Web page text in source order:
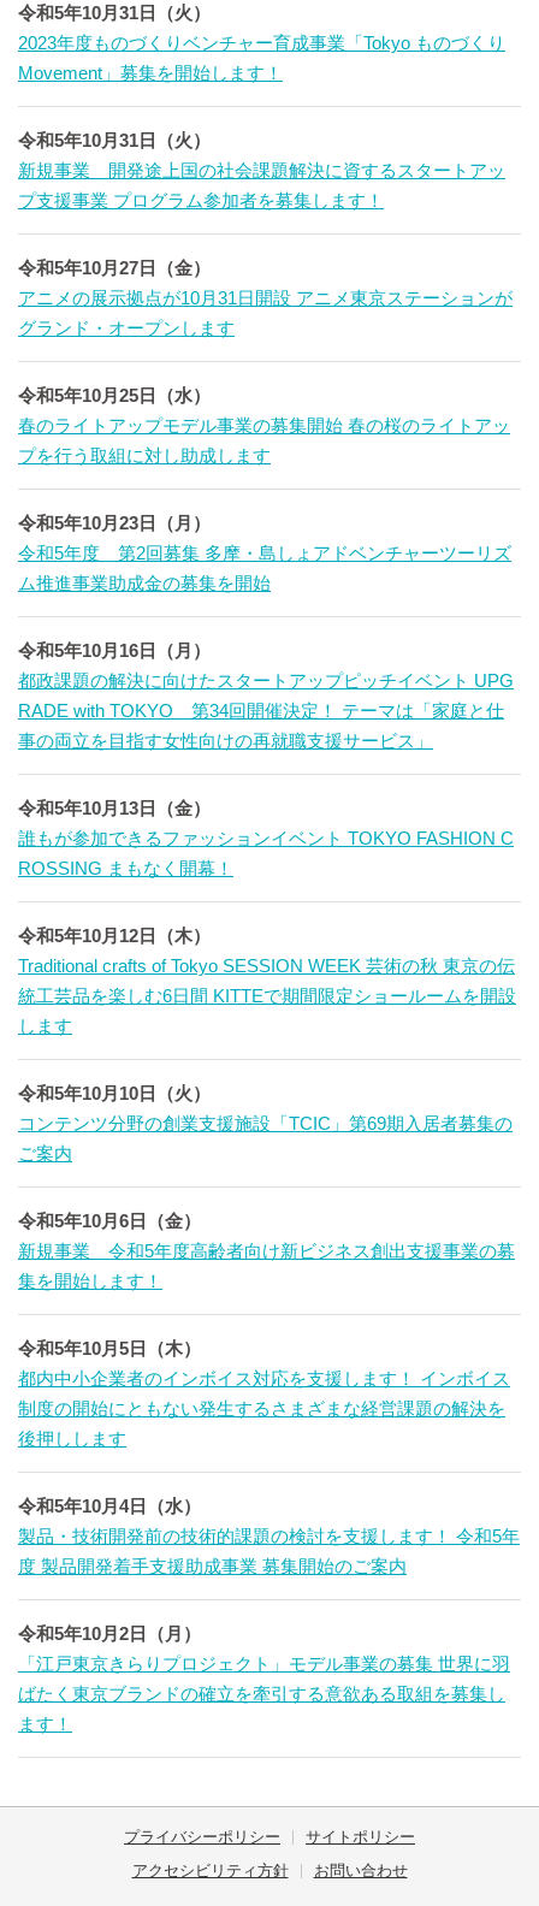
令和5年10月31日（火）
2023年度ものづくりベンチャー育成事業「Tokyo ものづくり
Movement」募集を開始します！
令和5年10月31日（火）
新規事業 開発途上国の社会課題解決に資するスタートアッ
プ支援事業 プログラム参加者を募集します！
令和5年10月27日（金）
アニメの展示拠点が10月31日開設 アニメ東京ステーションが
グランド・オープンします
令和5年10月25日（水）
春のライトアップモデル事業の募集開始 春の桜のライトアッ
プを行う取組に対し助成します
令和5年10月23日（月）
令和5年度 第2回募集 多摩・島しょアドベンチャーツーリズ
ム推進事業助成金の募集を開始
令和5年10月16日（月）
都政課題の解決に向けたスタートアップピッチイベント UPG
RADE with TOKYO 第34回開催決定！ テーマは「家庭と仕
事の両立を目指す女性向けの再就職支援サービス」
令和5年10月13日（金）
誰もが参加できるファッションイベント TOKYO FASHION C
ROSSING まもなく開幕！
令和5年10月12日（木）
Traditional crafts of Tokyo SESSION WEEK 芸術の秋 東京の伝
統工芸品を楽しむ6日間 KITTEで期間限定ショールームを開設
します
令和5年10月10日（火）
コンテンツ分野の創業支援施設「TCIC」第69期入居者募集の
ご案内
令和5年10月6日（金）
新規事業 令和5年度高齢者向け新ビジネス創出支援事業の募
集を開始します！
令和5年10月5日（木）
都内中小企業者のインボイス対応を支援します！ インボイス
制度の開始にともない発生するさまざまな経営課題の解決を
後押しします
令和5年10月4日（水）
製品・技術開発前の技術的課題の検討を支援します！ 令和5年
度 製品開発着手支援助成事業 募集開始のご案内
令和5年10月2日（月）
「江戸東京きらりプロジェクト」モデル事業の募集 世界に羽
ばたく東京ブランドの確立を牽引する意欲ある取組を募集し
ます！
プライバシーポリシー
サイトポリシー
アクセシビリティ方針
お問い合わせ